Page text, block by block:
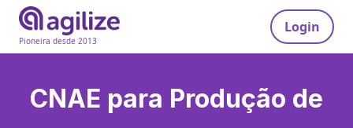
Pioneira desde 2013
Login
CNAE para Produção de